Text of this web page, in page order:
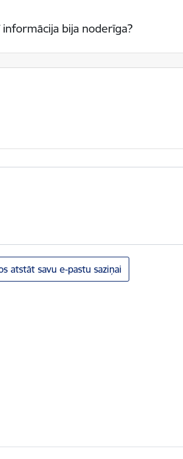
informācija bija noderīga?
atstāt savu e-pastu saziņai